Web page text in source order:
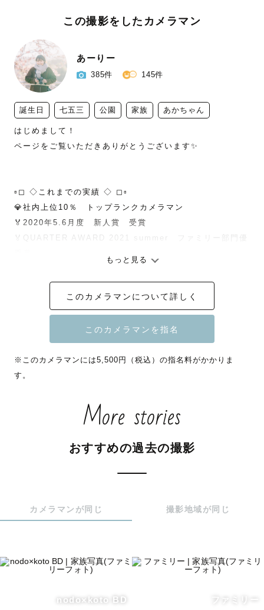
この撮影をしたカメラマン
あーりー
385件 145件
誕生日 七五三 公園 家族 あかちゃん
はじめまして！
ページをご覧いただきありがとうございます✨
▫◻ ◇これまでの実績 ◇ ◻▫
💎社内上位10％　トップランクカメラマン
🏅2020年5.6月度　新人賞　受賞
🏅QUARTER AWARD 2021 summer　ファミリー部門優
ファミリー・お子さま撮影が得意です！
人見知りのお子さまやファミリー撮影は特に経験豊富です
のでお任せください！
見返すたび思わず笑っちゃうような写真から、懐かしい気
持ちになるものまで。
笑顔も泣き顔もいつもの仕草も全部ぜんぶ、切り取ります
ぜひこれまでのアルバムをご覧ください✨
人見知りや写真が苦手なゲストさまからもこれまでにたく
います！
お子さまが大好きで、スタジオカメラマンとして753や赤
全力で遊びながら撮影させていただきます😆✨
もっと見る
このカメラマンについて詳しく
※このカメラマンには5,500円（税込）の指名料がかかりま
す。
More stories
おすすめの過去の撮影
カメラマンが同じ 撮影地域が同じ
nodo×koto BD ファミリー